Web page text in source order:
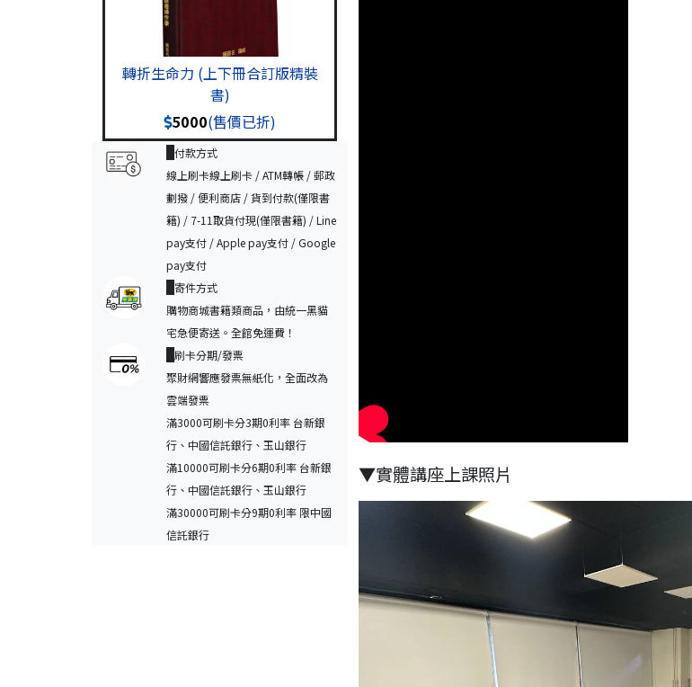
轉折生命力 (上下冊合訂版精裝
書)
5000(售價已折)
付款方式
線上刷卡線上刷卡 / ATM轉帳 / 郵政
劃撥 / 便利商店 / 貨到付款(僅限書
籍) / 7-11取貨付現(僅限書籍) / Line
pay支付 / Apple pay支付 / Google
pay支付
寄件方式
購物商城書籍類商品，由統一黑貓
宅急便寄送。全館免運費！
刷卡分期/發票
聚財網響應發票無紙化，全面改為
雲端發票
滿3000可刷卡分3期0利率 台新銀
行、中國信託銀行、玉山銀行
滿10000可刷卡分6期0利率 台新銀
行、中國信託銀行、玉山銀行
滿30000可刷卡分9期0利率 限中國
信託銀行
▼實體講座上課照片